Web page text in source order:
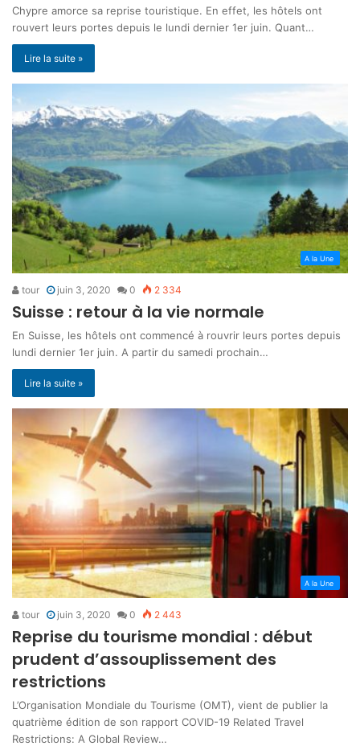
Chypre amorce sa reprise touristique. En effet, les hôtels ont
rouvert leurs portes depuis le lundi dernier 1er juin. Quant…
Lire la suite »
A la Une
tour juin 3, 2020 0 2 334
Suisse : retour à la vie normale
En Suisse, les hôtels ont commencé à rouvrir leurs portes depuis
lundi dernier 1er juin. A partir du samedi prochain…
Lire la suite »
A la Une
tour juin 3, 2020 0 2 443
Reprise du tourisme mondial : début
prudent d’assouplissement des
restrictions
L’Organisation Mondiale du Tourisme (OMT), vient de publier la
quatrième édition de son rapport COVID-19 Related Travel
Restrictions: A Global Review…